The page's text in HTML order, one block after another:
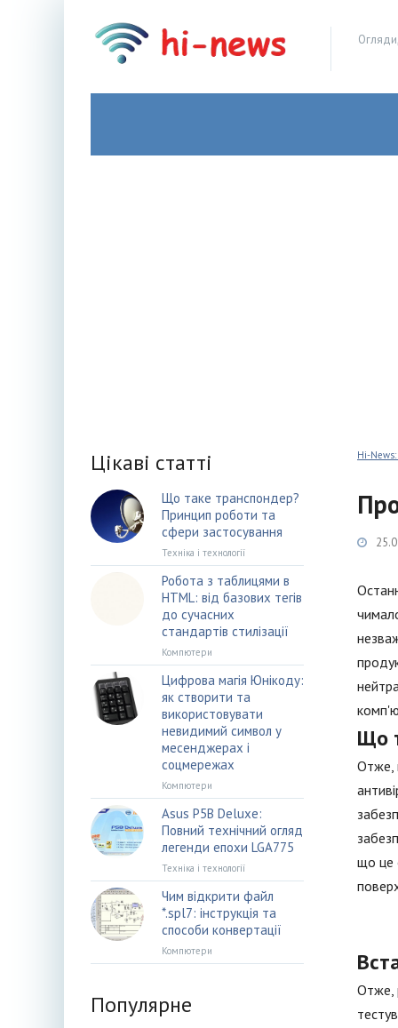
Hi-
Що
Отже,
що це
Отже,
Цікаві статті
Що таке транспондер?
Принцип роботи та
сфери застосування
Техніка і технології
Робота з таблицями в
HTML: від базових тегів
до сучасних
стандартів стилізації
Компютери
Цифрова магія Юнікоду:
як створити та
використовувати
невидимий символ у
месенджерах і
соцмережах
Компютери
Asus P5B Deluxe:
Повний технічний огляд
легенди епохи LGA775
Техніка і технології
Чим відкрити файл
*.spl7: інструкція та
способи конвертації
Компютери
Популярне